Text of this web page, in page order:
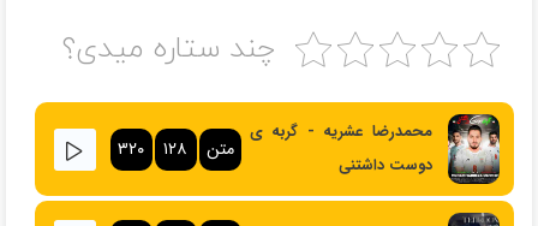
چند ستاره میدی؟
محمدرضا عشریه - گربه ی
دوست داشتنی
متن ۱۲۸ ۳۲۰